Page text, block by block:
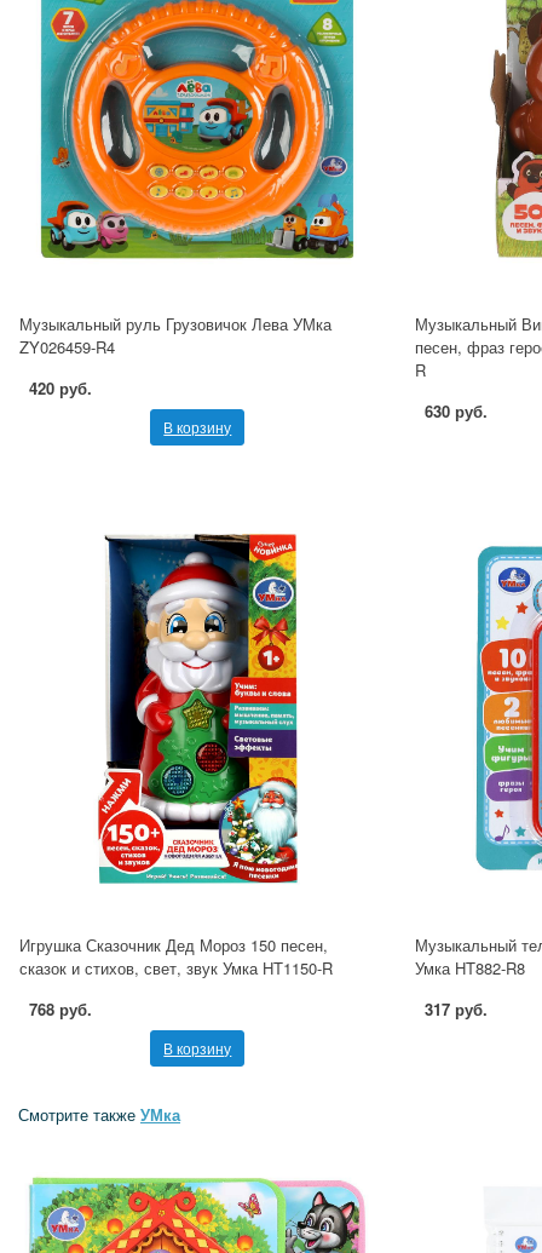
Музыкальный руль Грузовичок Лева УМка
ZY026459-R4
420 руб.
В корзину
Музыкальный
песен, фраз
R
630 руб.
Игрушка Сказочник Дед Мороз 150 песен,
сказок и стихов, свет, звук Умка HT1150-R
768 руб.
В корзину
Музыкальный
Умка HT882-R8
317 руб.
Смотрите также УМка